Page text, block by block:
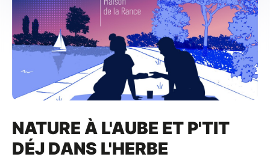
NATURE À L'AUBE ET P'TIT
DÉJ DANS L'HERBE